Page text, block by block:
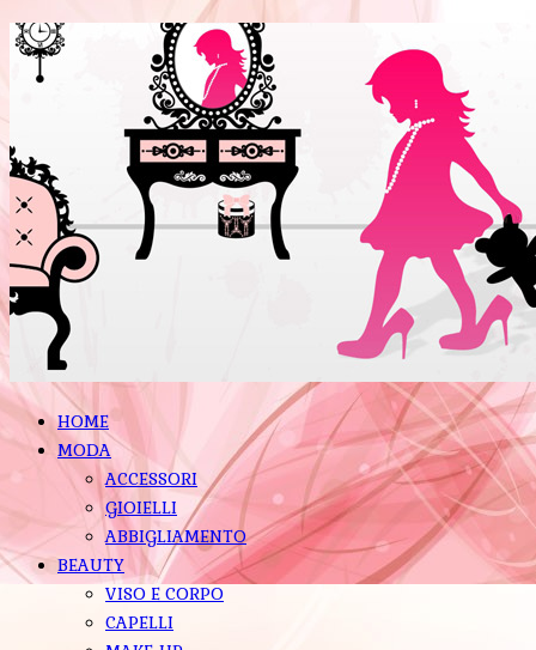
HOME
MODA
ACCESSORI
GIOIELLI
ABBIGLIAMENTO
BEAUTY
VISO E CORPO
CAPELLI